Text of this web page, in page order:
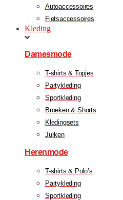
Autoaccessoires
Fietsaccessoires
Kleding
Damesmode
T-shirts & Topjes
Partykleding
Sportkleding
Broeken & Shorts
Kledingsets
Jurken
Herenmode
T-shirts & Polo’s
Partykleding
Sportkleding